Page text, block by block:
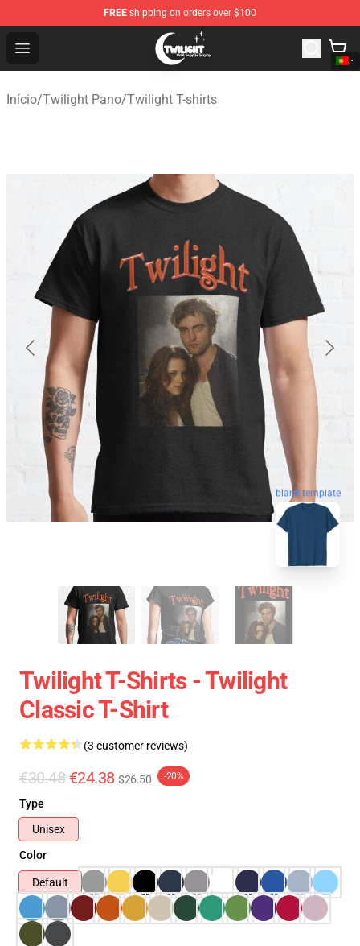
FREE shipping on orders over $100
Open menu
Twilight Store - Official Twilight Merchandise Shop
Início/Twilight Pano/Twilight T-shirts
blank template
Twilight T-Shirts - Twilight
Classic T-Shirt
(3 customer reviews)
€30.48 €24.38 $26.50 -20%
Type
Unisex
Color
Default